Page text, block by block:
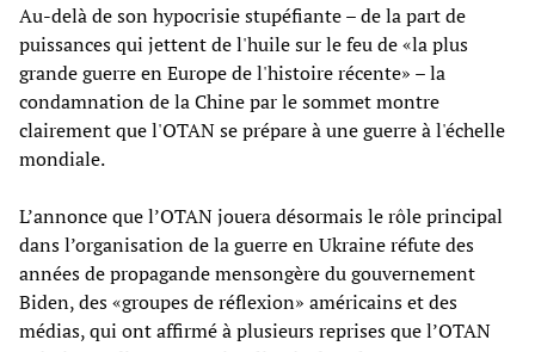
Au-delà de son hypocrisie stupéfiante – de la part de
puissances qui jettent de l'huile sur le feu de «la plus
grande guerre en Europe de l'histoire récente» – la
condamnation de la Chine par le sommet montre
clairement que l'OTAN se prépare à une guerre à l'échelle
mondiale.
L’annonce que l’OTAN jouera désormais le rôle principal
dans l’organisation de la guerre en Ukraine réfute des
années de propagande mensongère du gouvernement
Biden, des «groupes de réflexion» américains et des
médias, qui ont affirmé à plusieurs reprises que l’OTAN